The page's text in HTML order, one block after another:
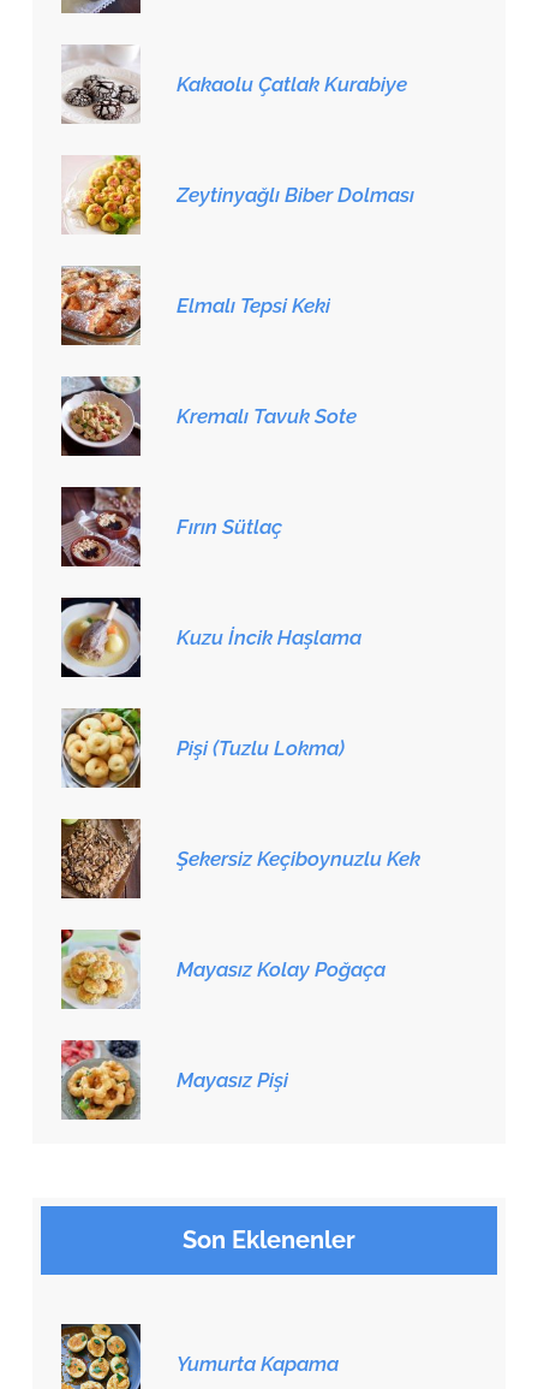
Kakaolu Çatlak Kurabiye
Zeytinyağlı Biber Dolması
Elmalı Tepsi Keki
Kremalı Tavuk Sote
Fırın Sütlaç
Kuzu İncik Haşlama
Pişi (Tuzlu Lokma)
Şekersiz Keçiboynuzlu Kek
Mayasız Kolay Poğaça
Mayasız Pişi
Son Eklenenler
Yumurta Kapama